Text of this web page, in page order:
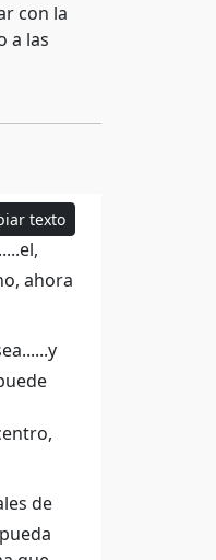
con la
a las
texto
ahora
de